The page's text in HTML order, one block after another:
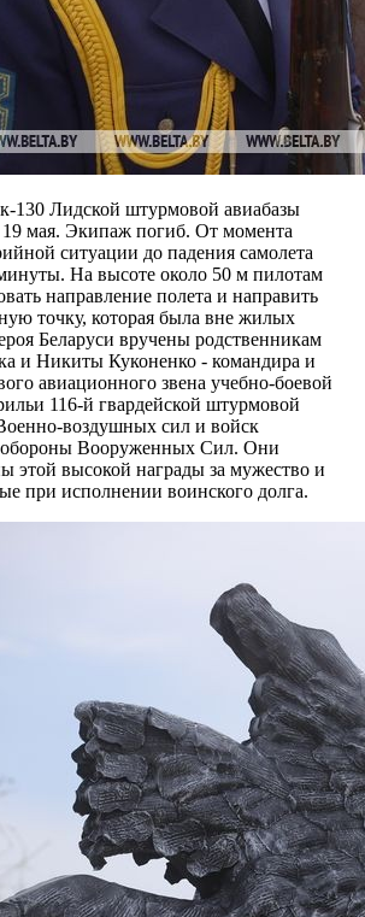
130 Лидской штурмовой авиабазы
мая. Экипаж погиб. От момента
ситуации до падения самолета
На высоте около 50 м пилотам
направление полета и направить
точку, которая была вне жилых
Беларуси вручены родственникам
и Никиты Куконенко - командира и
авиационного звена учебно-боевой
116-й гвардейской штурмовой
воздушных сил и войск
Вооруженных Сил. Они
этой высокой награды за мужество и
при исполнении воинского долга.